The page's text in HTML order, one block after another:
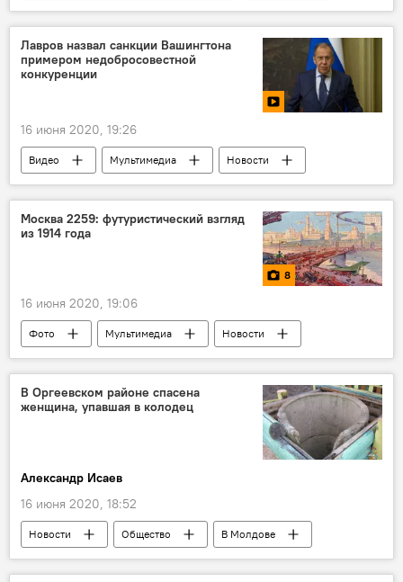
В Молдове
Политика
урегулирование
ОБСЕ
Лавров назвал санкции Вашингтона
примером недобросовестной
конкуренции
16 июня 2020, 19:26
Видео Мультимедиа
Новости
Политика
В мире Россия
Москва 2259: футуристический взгляд
из 1914 года
8
16 июня 2020, 19:06
Фото Мультимедиа
Новости
Россия
В Оргеевском районе спасена
женщина, упавшая в колодец
Александр Исаев
16 июня 2020, 18:52
Новости Общество
В Молдове
колодец